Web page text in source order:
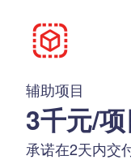
辅助项目
3千元/项
承诺在2天内交